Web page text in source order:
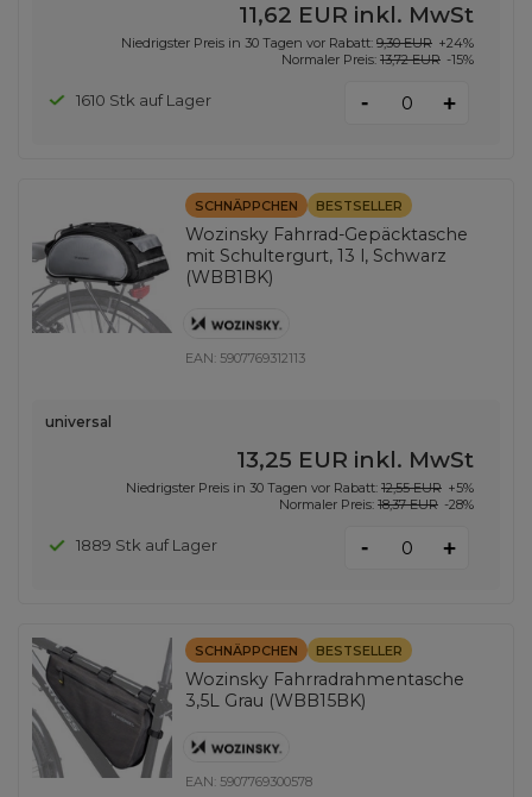
11,62 EUR inkl. MwSt
Niedrigster Preis in 30 Tagen vor Rabatt: 9,30 EUR +24%
Normaler Preis: 13,72 EUR -15%
1610 Stk auf Lager - +
SCHNÄPPCHEN BESTSELLER
Wozinsky Fahrrad-Gepäcktasche
mit Schultergurt, 13 l, Schwarz
(WBB1BK)
EAN: 5907769312113
universal
13,25 EUR inkl. MwSt
Niedrigster Preis in 30 Tagen vor Rabatt: 12,55 EUR +5%
Normaler Preis: 18,37 EUR -28%
1889 Stk auf Lager - +
SCHNÄPPCHEN BESTSELLER
Wozinsky Fahrradrahmentasche
3,5L Grau (WBB15BK)
EAN: 5907769300578